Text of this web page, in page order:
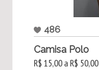
486
Camisa Polo
R$ 15,00 a R$ 50,00